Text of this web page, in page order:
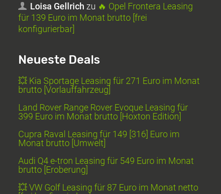
Loisa Gellrich zu 🔥 Opel Frontera Leasing
für 139 Euro im Monat brutto [frei
konfigurierbar]
Neueste Deals
💥 Kia Sportage Leasing für 271 Euro im Monat
brutto [Vorlauffahrzeug]
Land Rover Range Rover Evoque Leasing für
399 Euro im Monat brutto [Hoxton Edition]
Cupra Raval Leasing für 149 [316] Euro im
Monat brutto [Umwelt]
Audi Q4 e-tron Leasing für 549 Euro im Monat
brutto [Eroberung]
💥 VW Golf Leasing für 87 Euro im Monat netto